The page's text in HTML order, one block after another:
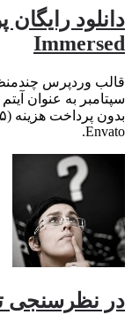
Immersed
Envato.
در نظرسنجی